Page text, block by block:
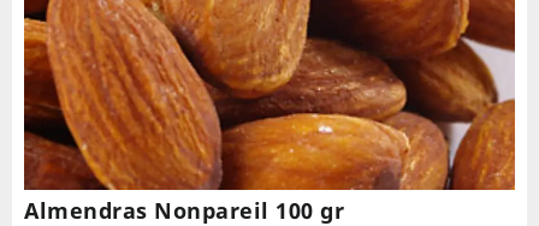
Almendras Nonpareil 100 gr